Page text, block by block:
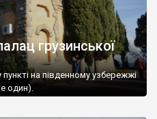
грузинської
на південному узбережжі
один).